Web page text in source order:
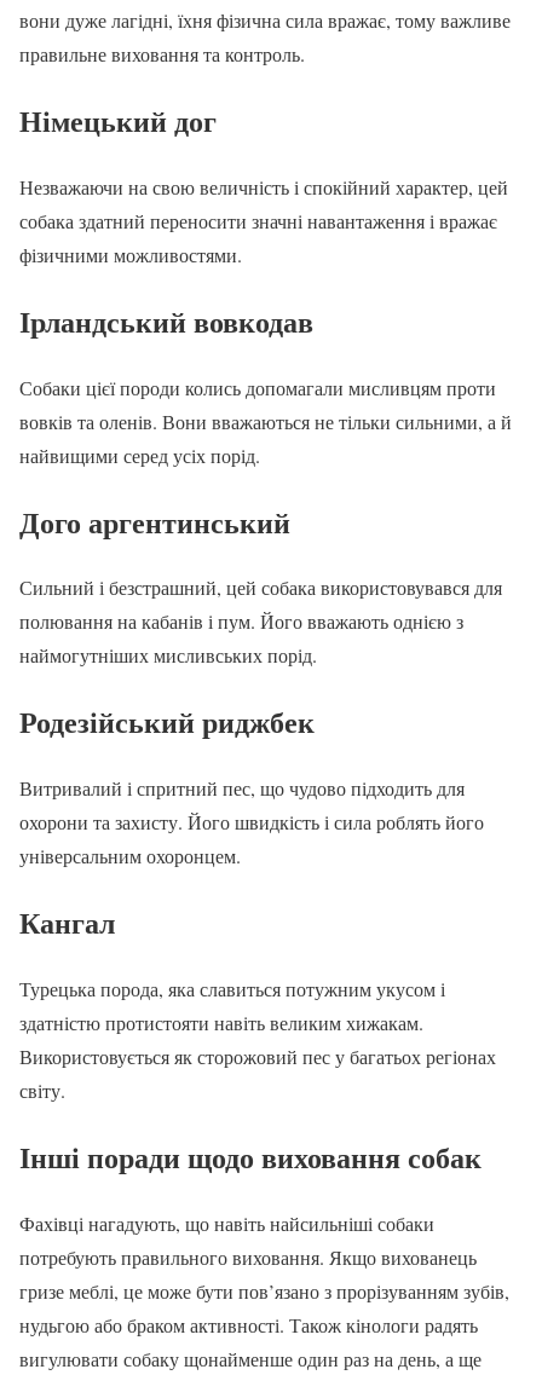
вони дуже лагідні, їхня фізична сила вражає, тому важливе
правильне виховання та контроль.
Німецький дог
Незважаючи на свою величність і спокійний характер, цей
собака здатний переносити значні навантаження і вражає
фізичними можливостями.
Ірландський вовкодав
Собаки цієї породи колись допомагали мисливцям проти
вовків та оленів. Вони вважаються не тільки сильними, а й
найвищими серед усіх порід.
Дого аргентинський
Сильний і безстрашний, цей собака використовувався для
полювання на кабанів і пум. Його вважають однією з
наймогутніших мисливських порід.
Родезійський риджбек
Витривалий і спритний пес, що чудово підходить для
охорони та захисту. Його швидкість і сила роблять його
універсальним охоронцем.
Кангал
Турецька порода, яка славиться потужним укусом і
здатністю протистояти навіть великим хижакам.
Використовується як сторожовий пес у багатьох регіонах
світу.
Інші поради щодо виховання собак
Фахівці нагадують, що навіть найсильніші собаки
потребують правильного виховання. Якщо вихованець
гризе меблі, це може бути пов’язано з прорізуванням зубів,
нудьгою або браком активності. Також кінологи радять
вигулювати собаку щонайменше один раз на день, а ще